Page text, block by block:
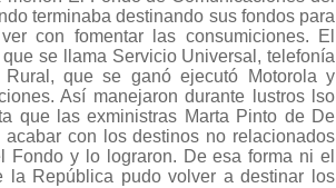
terminaba destinando sus fondos para
con fomentar las consumiciones. El
se llama Servicio Universal, telefonía
que se ganó ejecutó Motorola y
Así manejaron durante lustros lso
que las exministras Marta Pinto de De
con los destinos no relacionados
Fondo y lo lograron. De esa forma ni el
la República pudo volver a destinar los